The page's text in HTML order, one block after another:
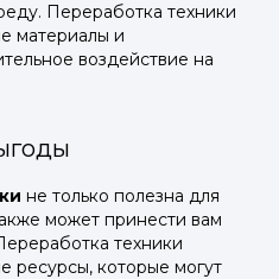
Переработка техники
материалы и
воздействие на
не только полезна для
может принести вам
техники
ресурсы, которые могут